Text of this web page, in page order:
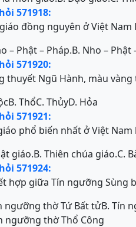
571918:
đồng nguyên ở Việt Nam
– Phật – Pháp.B. Nho – Phật
571920:
thuyết Ngũ Hành, màu vàng
B. ThổC. ThủyD. Hỏa
571921:
phổ biến nhất ở Việt Nam
giáo.B. Thiên chúa giáo.C.
571924:
hợp giữa Tín ngưỡng Sùng
ngưỡng thờ Tứ Bất tửB. Tín
ngưỡng thờ Thổ Công